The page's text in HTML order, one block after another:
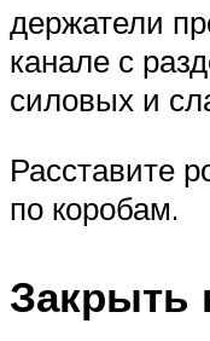
держатели
канале с
силовых и
Расставите
по коробам.
Закрыть